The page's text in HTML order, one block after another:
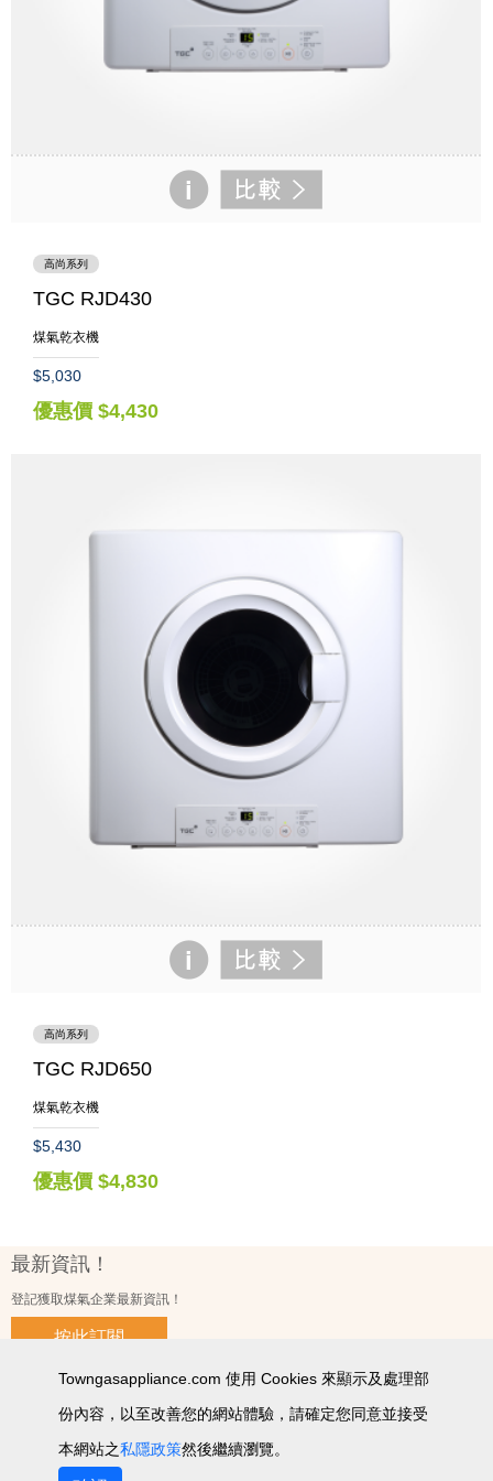
高尚系列
TGC RJD430
煤氣乾衣機
$5,030
優惠價 $4,430
高尚系列
TGC RJD650
煤氣乾衣機
$5,430
優惠價 $4,830
最新資訊！
登記獲取煤氣企業最新資訊！
按此訂閱
使用條款及細則 私隱政策聲明
個人資料收集聲明
Towngasappliance.com 使用 Cookies 來顯示及處理部
份內容，以至改善您的網站體驗，請確定您同意並接受
本網站之私隱政策然後繼續瀏覽。